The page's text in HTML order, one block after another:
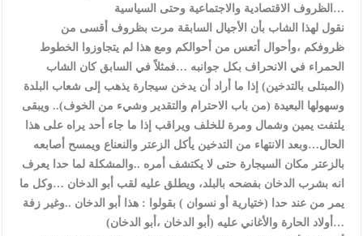
دعوة المكلفين بخدمة العلم (الدفعة الثالثة) إلى مراجعة منصة خدمة
العلم
الملك يلتقي مجموعة من رفاق السلاح
الملك يتلقى اتصالا هاتفيا من العاهل البحريني
القاضي محمود أحمد فريحات.. مبارك ومزيدا من التوفيق
الظروف الاقتصادية والاجتماعية وحتى السياسية…
نقول لهذا الشاب بأن الأجيال السابقة مرت بظروف أقسى من
ظروفكم ،وأحوال أتعس من أحوالكم ومع هذا لم يتجاوزوا الخطوط
الحمراء في الانحراف بكل جوانبه …فمثلاً في السابق كان الشاب
(المبتلى بالتدخين) إذا ما أراد أن يدخن سيجارة يذهب إلى شعاب البلدة
وسهولها البعيدة (من باب الاحترام والتقدير وشيء من الخوف).. ويبقى
يلتفت يمين وشمال ومرة للخلف ويراقب إذا ما جاء أحد يراه على هذا
الحال…وبعد الانتهاء من التدخين يأكل الزعتر والنعناع ويمسح أصابعه
بالزعتر مكان السيجارة حتى لا يكتشف أمره ..والمشكلة لما حدا يعرف
انه بشرب الدخان بفضحه بالبلد، ويطلق عليه لقب أبو الدخان …وكل ما
يمر من عند حدا (ختيارية أو نسوان ) بقولوا : هذا أبو الدخان ..وغير زفة
أولاد الحارة والأغاني عليه (أبو الدخان ،أبو الدخان)…